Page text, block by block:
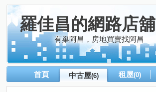
羅佳昌的網路店舖
有巢阿昌，房地買賣找阿昌
首頁 中古屋(6) 租屋(0)